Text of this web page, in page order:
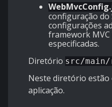
configuração do
configurações
framework
especificadas.
Diretório src/main/
Neste diretório estão
aplicação.